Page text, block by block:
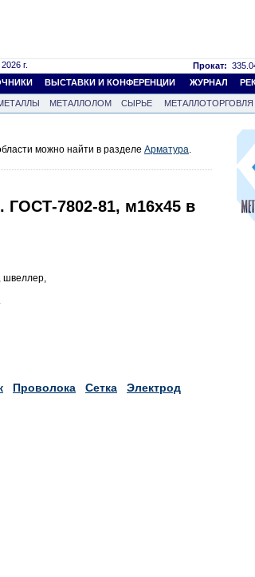
г. Прокат:
ВЫСТАВКИ И КОНФЕРЕНЦИИ ЖУРНАЛ
МЕТАЛЛОЛОМ СЫРЬЕ МЕТАЛЛОТОРГОВЛЯ
можно найти в разделе Арматура.
7802-81, м16х45 в
швеллер,
Проволока Сетка Электрод